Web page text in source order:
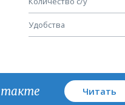
Удобства
План кровли
Читать